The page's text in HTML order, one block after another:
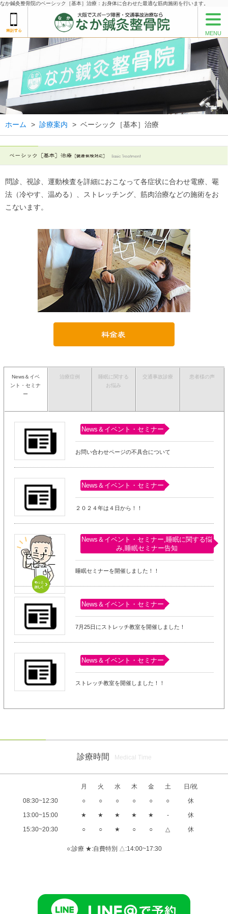
なか鍼灸整骨院のベーシック［基本］治療：お身体に合わせた最適な筋肉施術を行います。
MENU
ホーム > 診療案内 > ベーシック［基本］治療
問診、視診、運動検査を詳細におこなって各症状に合わせ電療、罨
法（冷やす、温める）、ストレッチング、筋肉治療などの施術をお
こないます。
News＆イベ
ント・セミナ
ー
治療症例
睡眠に関する
お悩み
交通事故診療 患者様の声
News＆イベント・セミナー
お問い合わせページの不具合について
News＆イベント・セミナー
２０２４年は４日から！！
News＆イベント・セミナー,睡眠に関する悩
み,睡眠セミナー告知
睡眠セミナーを開催しました！！
News＆イベント・セミナー
7月25日にストレッチ教室を開催しました！
News＆イベント・セミナー
ストレッチ教室を開催しました！！
診療時間 Medical Time
月 火 水 木 金 土
日/祝
08:30~12:30
○ ○ ○ ○ ○ ○
休
13:00~15:00
★ ★ ★ ★ ★ -
休
15:30~20:30
○ ○ ★ ○ ○ △ 休
○:診療 ★:自費特別 △:14:00~17:30